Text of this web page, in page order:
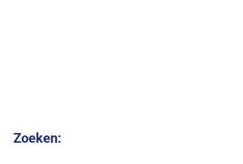
Zoeken: